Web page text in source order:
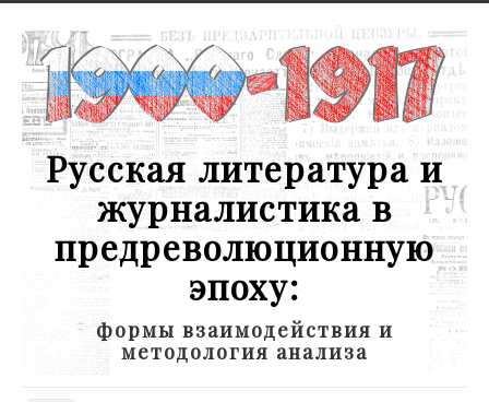
Русская литература и
журналистика в
предреволюционную
эпоху:
формы взаимодействия и
методология анализа